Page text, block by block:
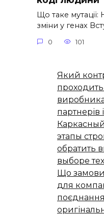
Що таке мутації:
зміни у генах
0 101
Який
партнерів
этапы
обратить
выборе
Що
для